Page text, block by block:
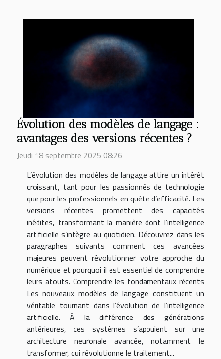
Évolution des modèles de langage :
avantages des versions récentes ?
Jeudi 18 septembre 2025 08:26
L’évolution des modèles de langage attire un intérêt
croissant, tant pour les passionnés de technologie
que pour les professionnels en quête d’efficacité. Les
versions récentes promettent des capacités
inédites, transformant la manière dont l’intelligence
artificielle s’intègre au quotidien. Découvrez dans les
paragraphes suivants comment ces avancées
majeures peuvent révolutionner votre approche du
numérique et pourquoi il est essentiel de comprendre
leurs atouts. Comprendre les fondamentaux récents
Les nouveaux modèles de langage constituent un
véritable tournant dans l’évolution de l’intelligence
artificielle. À la différence des générations
antérieures, ces systèmes s’appuient sur une
architecture neuronale avancée, notamment le
transformer, qui révolutionne le traitement...